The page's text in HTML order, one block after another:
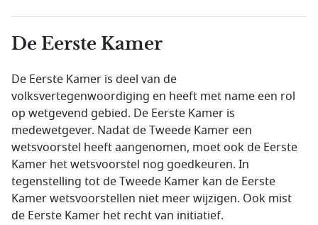
De Eerste Kamer
De Eerste Kamer is deel van de
volksvertegenwoordiging en heeft met name een rol
op wetgevend gebied. De Eerste Kamer is
medewetgever. Nadat de Tweede Kamer een
wetsvoorstel heeft aangenomen, moet ook de Eerste
Kamer het wetsvoorstel nog goedkeuren. In
tegenstelling tot de Tweede Kamer kan de Eerste
Kamer wetsvoorstellen niet meer wijzigen. Ook mist
de Eerste Kamer het recht van initiatief.